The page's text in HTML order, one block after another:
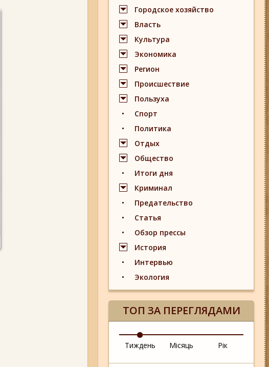
Городское хозяйство
Власть
Культура
Экономика
Регион
Происшествие
Пользуха
Спорт
Политика
Отдых
Общество
Итоги дня
Криминал
Предательство
Статья
Обзор прессы
История
Интервью
Экология
ТОП ЗА ПЕРЕГЛЯДАМИ
Тиждень Місяць Рік